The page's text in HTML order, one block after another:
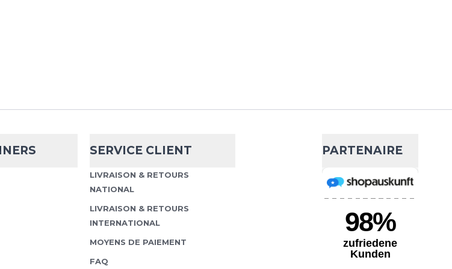
temps frais ou comme couche intermédiaire, le
performance. Son...
SERVICE CLIENT
LIVRAISON & RETOURS
NATIONAL
LIVRAISON & RETOURS
INTERNATIONAL
MOYENS DE PAIEMENT
FAQ
PARTENAIRE